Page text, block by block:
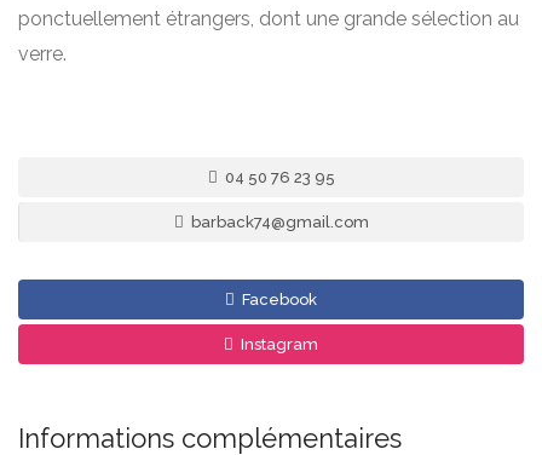
ponctuellement étrangers, dont une grande sélection au
verre.
04 50 76 23 95
barback74@gmail.com
Facebook
Instagram
Informations complémentaires